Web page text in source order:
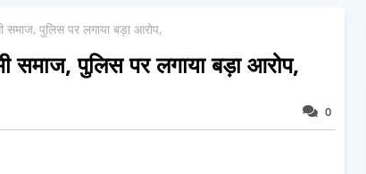
पुलिस पर लगाया बड़ा आरोप,
पुलिस पर लगाया बड़ा आरोप,
0